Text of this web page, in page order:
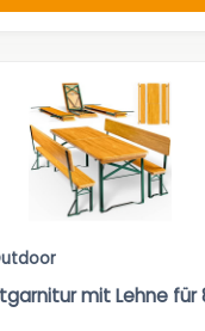
mit Lehne für